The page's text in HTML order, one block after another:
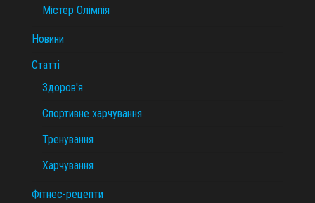
Містер Олімпія
Новини
Статті
Здоров'я
Спортивне харчування
Тренування
Харчування
Фітнес-рецепти